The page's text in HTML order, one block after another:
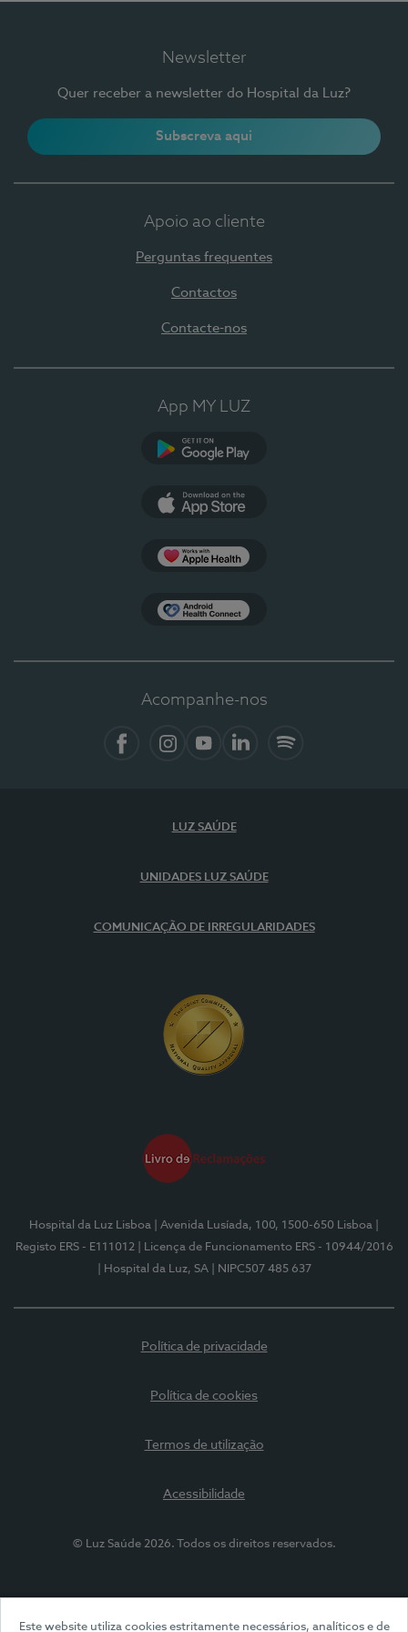
Este website utiliza cookies estritamente necessários, analíticos e de
Newsletter
Quer receber a newsletter do Hospital da Luz?
Subscreva aqui
Apoio ao cliente
Perguntas frequentes
Contactos
Contacte-nos
App MY LUZ
Acompanhe-nos
LUZ SAÚDE
UNIDADES LUZ SAÚDE
COMUNICAÇÃO DE IRREGULARIDADES
Hospital da Luz Lisboa | Avenida Lusíada, 100, 1500-650 Lisboa
Registo ERS - E111012
| Licença de Funcionamento ERS - 10944/2016
| Hospital da Luz, SA
| NIPC507 485 637
Política de privacidade
Política de cookies
Termos de utilização
Acessibilidade
© Luz Saúde 2026. Todos os direitos reservados.